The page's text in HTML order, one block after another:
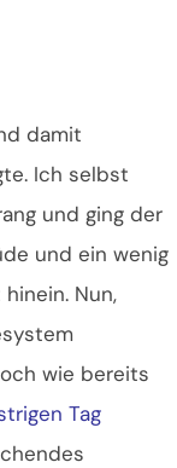
damit
Ich selbst
und ging der
und ein wenig
Nun,
wie bereits
Tag